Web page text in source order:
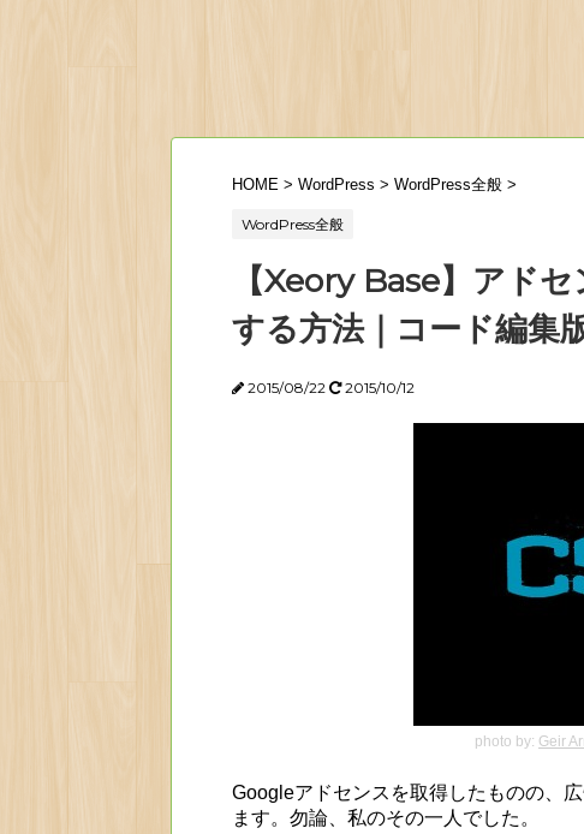
HOME > WordPress > WordPress全般 >
WordPress全般
【Xeory Base】アド
する方法｜コード編集
2015/08/22 2015/10/12
photo by: Geir
Googleアドセンスを取得したものの、
ます。勿論、私のその一人でした。